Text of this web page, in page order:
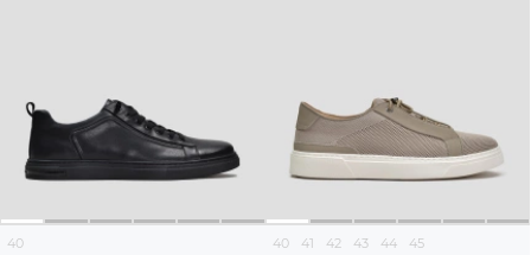
40 40 41 42 43 44 45